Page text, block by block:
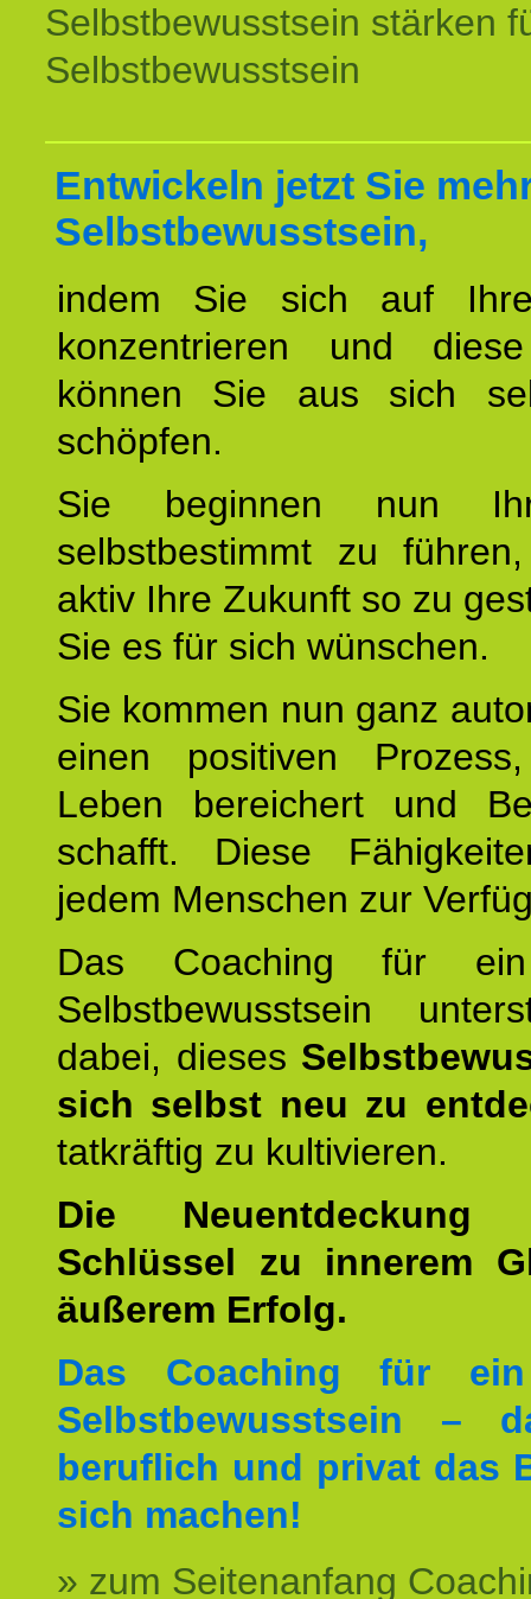
Selbstbewusstsein stärken
Selbstbewusstsein
Entwickeln jetzt Sie
Selbstbewusstsein,
indem Sie sich auf
konzentrieren und
können Sie aus sich
schöpfen.
Sie beginnen nun
selbstbestimmt zu
aktiv Ihre Zukunft so zu
Sie es für sich wünschen.
Sie kommen nun ganz
einen positiven
Leben bereichert und
schafft. Diese
jedem Menschen zur
Das Coaching für
Selbstbewusstsein
dabei, dieses
sich selbst neu zu
tatkräftig zu kultivieren.
Die
Schlüssel zu innerem
äußerem Erfolg.
Das Coaching für
Selbstbewusstsein –
beruflich und privat das
sich machen!
» zum Seitenanfang